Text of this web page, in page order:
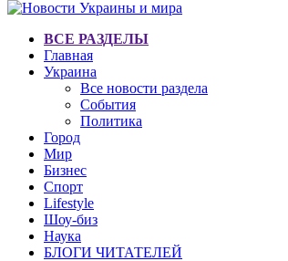
ВСЕ РАЗДЕЛЫ
Главная
Украина
Все новости раздела
События
Политика
Город
Мир
Бизнес
Спорт
Lifestyle
Шоу-биз
Наука
БЛОГИ ЧИТАТЕЛЕЙ